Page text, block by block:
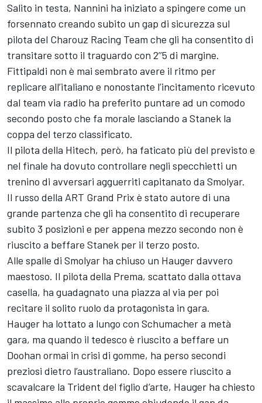
Salito in testa, Nannini ha iniziato a spingere come un
forsennato creando subito un gap di sicurezza sul
pilota del Charouz Racing Team che gli ha consentito di
transitare sotto il traguardo con 2’’5 di margine.
Fittipaldi non è mai sembrato avere il ritmo per
replicare all’italiano e nonostante l’incitamento ricevuto
dal team via radio ha preferito puntare ad un comodo
secondo posto che fa morale lasciando a Stanek la
coppa del terzo classificato.
Il pilota della Hitech, però, ha faticato più del previsto e
nel finale ha dovuto controllare negli specchietti un
trenino di avversari agguerriti capitanato da Smolyar.
Il russo della ART Grand Prix è stato autore di una
grande partenza che gli ha consentito di recuperare
subito 3 posizioni e per appena mezzo secondo non è
riuscito a beffare Stanek per il terzo posto.
Alle spalle di Smolyar ha chiuso un Hauger davvero
maestoso. Il pilota della Prema, scattato dalla ottava
casella, ha guadagnato una piazza al via per poi
recitare il solito ruolo da protagonista in gara.
Hauger ha lottato a lungo con Schumacher a metà
gara, ma quando il tedesco è riuscito a beffare un
Doohan ormai in crisi di gomme, ha perso secondi
preziosi dietro l’australiano. Dopo essere riuscito a
scavalcare la Trident del figlio d’arte, Hauger ha chiesto